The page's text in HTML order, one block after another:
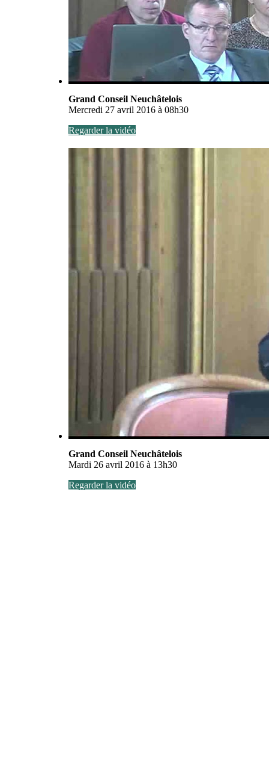
Grand Conseil Neuchâtelois
Mercredi 27 avril 2016 à 08h30
Regarder la vidéo
Grand Conseil Neuchâtelois
Mardi 26 avril 2016 à 13h30
Regarder la vidéo